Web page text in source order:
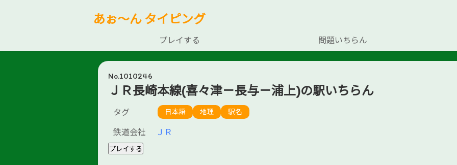
あぉ～ん タイピング
プレイする 問題いちらん
No.1010246
ＪＲ長崎本線(喜々津－長与－浦上)の駅いちらん
タグ 日本語 地理 駅名
鉄道会社 ＪＲ
プレイする